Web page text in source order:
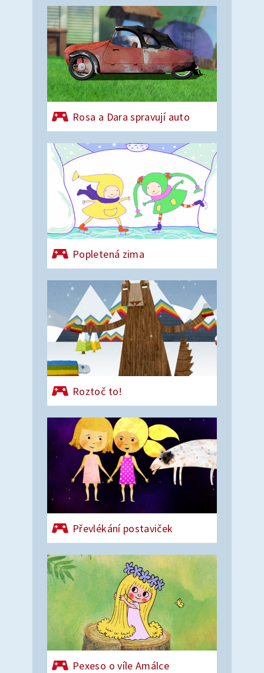
Rosa a Dara spravují auto
Popletená zima
Roztoč to!
Převlékání postaviček
Pexeso o víle Amálce